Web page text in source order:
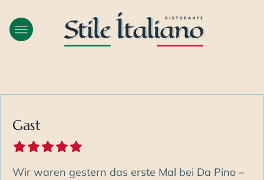
Gast
Wir waren gestern das erste Mal bei Da Pino –